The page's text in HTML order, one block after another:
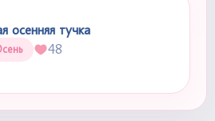
осенняя тучка
48